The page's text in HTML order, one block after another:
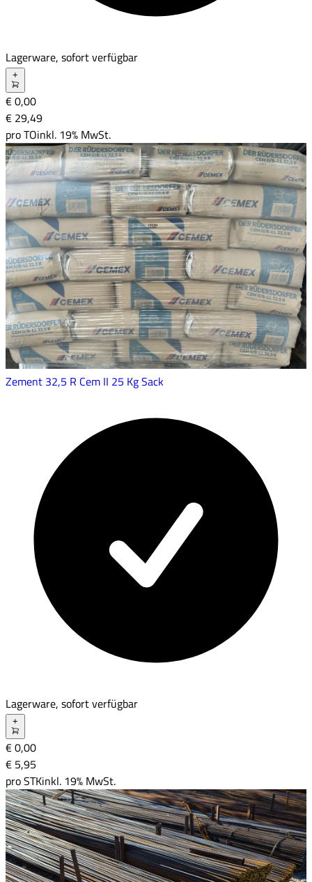
Lagerware, sofort verfügbar
€ 0,00
€ 29,49
proTOinkl. 19% MwSt.
Zement 32,5 R Cem II 25 Kg Sack
Lagerware, sofort verfügbar
€ 0,00
€ 5,95
proSTKinkl. 19% MwSt.